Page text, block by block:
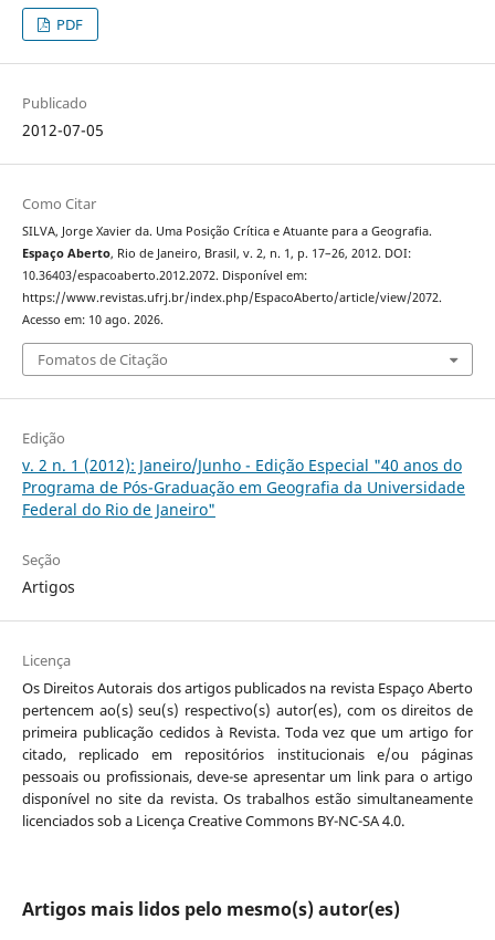
PDF
Publicado
2012-07-05
Como Citar
SILVA, Jorge Xavier da. Uma Posição Crítica e Atuante para a Geografia.
Espaço Aberto, Rio de Janeiro, Brasil, v. 2, n. 1, p. 17–26, 2012. DOI:
10.36403/espacoaberto.2012.2072. Disponível em:
https://www.revistas.ufrj.br/index.php/EspacoAberto/article/view/2072.
Acesso em: 10 ago. 2026.
Fomatos de Citação
Edição
v. 2 n. 1 (2012): Janeiro/Junho - Edição Especial "40 anos do
Programa de Pós-Graduação em Geografia da Universidade
Federal do Rio de Janeiro"
Seção
Artigos
Licença
Os Direitos Autorais dos artigos publicados na revista Espaço Aberto
pertencem ao(s) seu(s) respectivo(s) autor(es), com os direitos de
primeira publicação cedidos à Revista. Toda vez que um artigo for
citado, replicado em repositórios institucionais e/ou páginas
pessoais ou profissionais, deve-se apresentar um link para o artigo
disponível no site da revista. Os trabalhos estão simultaneamente
licenciados sob a Licença Creative Commons BY-NC-SA 4.0.
Artigos mais lidos pelo mesmo(s) autor(es)